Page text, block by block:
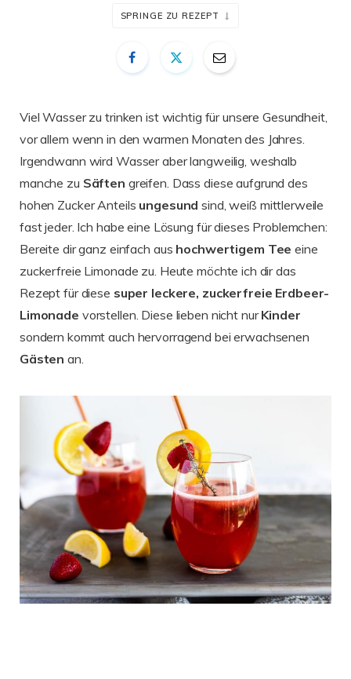
SPRINGE ZU REZEPT
Viel Wasser zu trinken ist wichtig für unsere Gesundheit,
vor allem wenn in den warmen Monaten des Jahres.
Irgendwann wird Wasser aber langweilig, weshalb
manche zu Säften greifen. Dass diese aufgrund des
hohen Zucker Anteils ungesund sind, weiß mittlerweile
fast jeder. Ich habe eine Lösung für dieses Problemchen:
Bereite dir ganz einfach aus hochwertigem Tee eine
zuckerfreie Limonade zu. Heute möchte ich dir das
Rezept für diese super leckere, zuckerfreie Erdbeer-
Limonade vorstellen. Diese lieben nicht nurKinder
sondern kommt auch hervorragend bei erwachsenen
Gästen an.